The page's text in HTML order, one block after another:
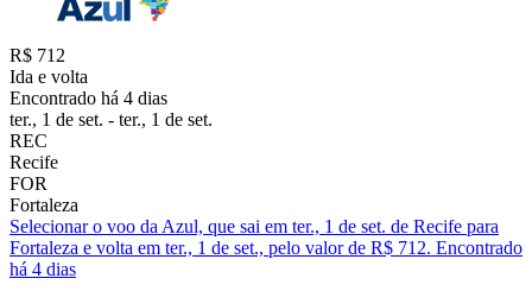
R$ 712
Ida e volta
Encontrado há 4 dias
ter., 1 de set. - ter., 1 de set.
REC
Recife
FOR
Fortaleza
Selecionar o voo da Azul, que sai em ter., 1 de set. de Recife para
Fortaleza e volta em ter., 1 de set., pelo valor de R$ 712. Encontrado
há 4 dias